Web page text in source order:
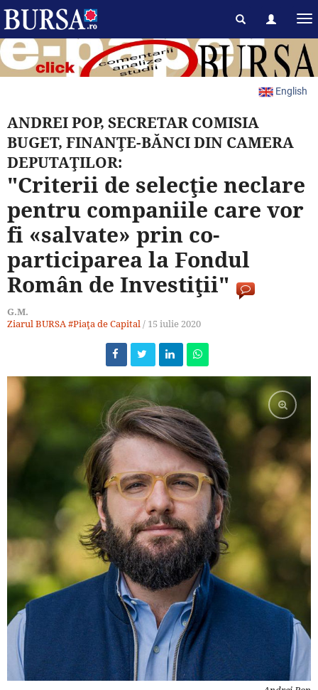
English
ANDREI POP, SECRETAR COMISIA
BUGET, FINANŢE-BĂNCI DIN CAMERA
DEPUTAŢILOR:
"Criterii de selecţie neclare
pentru companiile care vor
fi «salvate» prin co-
participarea la Fondul
Român de Investiţii"
G.M.
Ziarul BURSA#Piaţa de Capital/ 15 iulie 2020